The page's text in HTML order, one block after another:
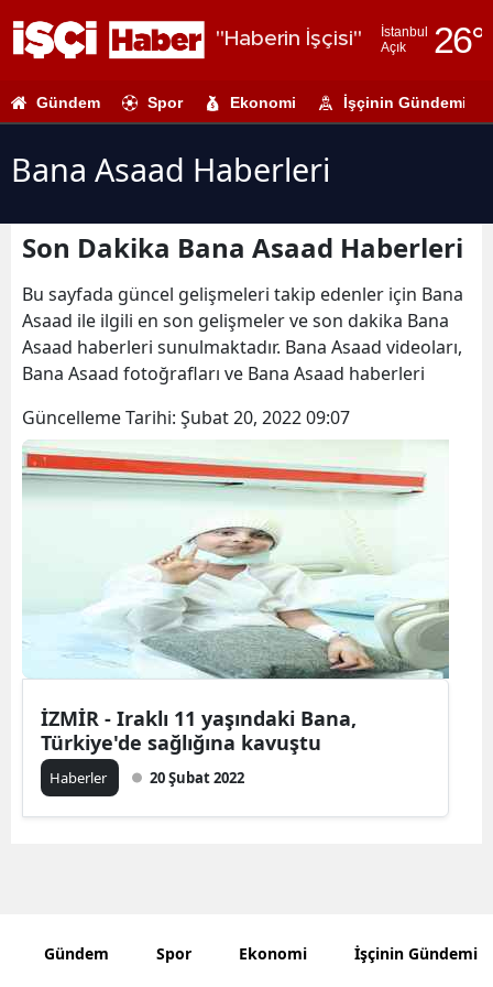
"Haberin İşçisi"
İstanbul
Açık
26°
Adıyaman
Amasya
Ankara
Antalya
Artvin
Balıkesir
Bitlis
Bolu
Gündem Spor Ekonomi İşçinin Gündemi
Bana Asaad Haberleri
Son Dakika Bana Asaad Haberleri
Bu sayfada güncel gelişmeleri takip edenler için Bana
Asaad ile ilgili en son gelişmeler ve son dakika Bana
Asaad haberleri sunulmaktadır. Bana Asaad videoları,
Bana Asaad fotoğrafları ve Bana Asaad haberleri
Güncelleme Tarihi: Şubat 20, 2022 09:07
İZMİR - Iraklı 11 yaşındaki Bana,
Türkiye'de sağlığına kavuştu
Haberler 20 Şubat 2022
Gündem Spor Ekonomi İşçinin Gündemi